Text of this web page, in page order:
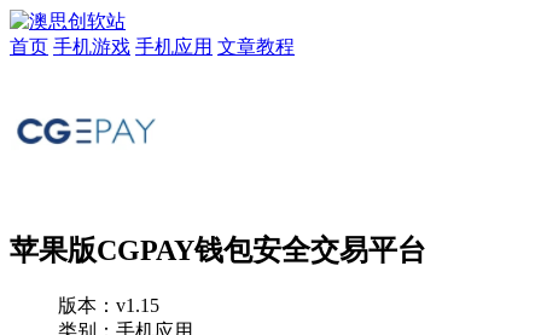
首页 手机游戏 手机应用 文章教程
苹果版CGPAY钱包安全交易平台
版本： v1.15
类别：手机应用